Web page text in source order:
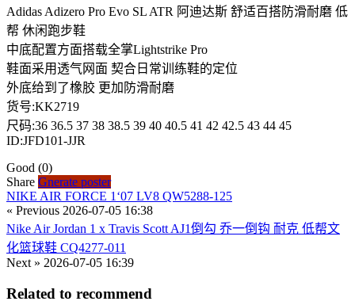
Adidas Adizero Pro Evo SL ATR 阿迪达斯 舒适百搭防滑耐磨 低
帮 休闲跑步鞋
中底配置方面搭载全掌Lightstrike Pro
鞋面采用透气网面 契合日常训练鞋的定位
外底给到了橡胶 更加防滑耐磨
货号:KK2719
尺码:36 36.5 37 38 38.5 39 40 40.5 41 42 42.5 43 44 45
ID:JFD101-JJR
Good (0)
Share Gnerate poster
NIKE AIR FORCE 1‘07 LV8 QW5288-125
« Previous 2026-07-05 16:38
Nike Air Jordan 1 x Travis Scott AJ1倒勾 乔一倒钩 耐克 低帮文
化篮球鞋 CQ4277-011
Next » 2026-07-05 16:39
Related to recommend